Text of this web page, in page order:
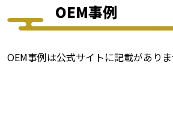
OEM事例
OEM事例は公式サイトに記載があり